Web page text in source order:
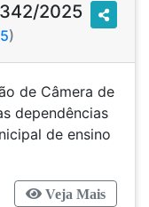
2025
)
de Câmera de
dependências
de ensino
Veja Mais